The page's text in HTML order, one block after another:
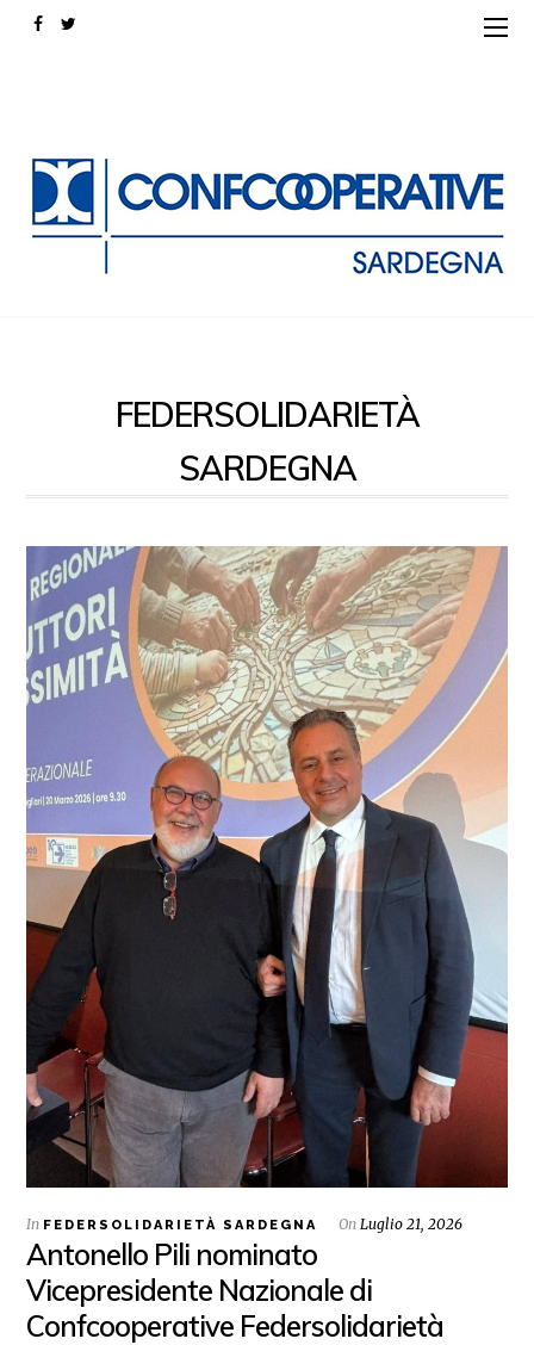
FEDERSOLIDARIETÀ
SARDEGNA
In FEDERSOLIDARIETÀ SARDEGNA On Luglio 21, 2026
Antonello Pili nominato
Vicepresidente Nazionale di
Confcooperative Federsolidarietà